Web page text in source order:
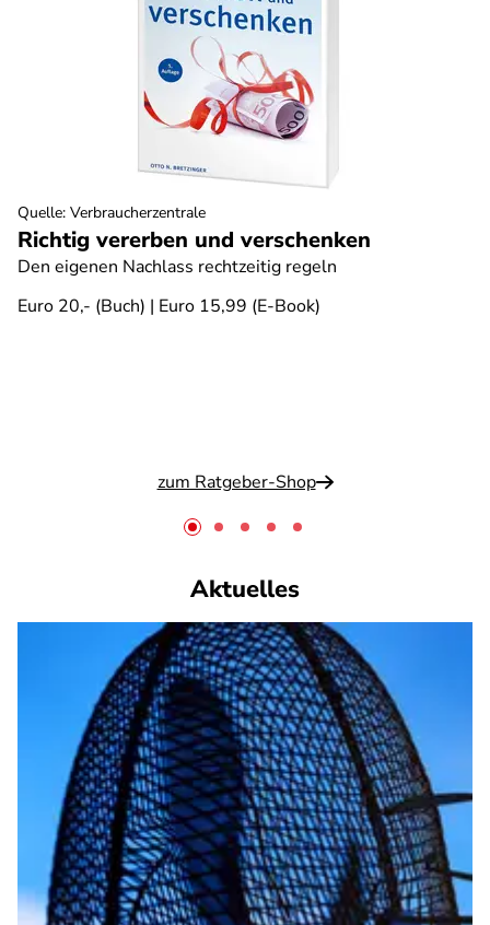
Richtig vererben und verschenken
Den eigenen Nachlass rechtzeitig regeln
Euro 20,- (Buch) | Euro 15,99 (E-Book)
zum Ratgeber-Shop
Quelle: Verbraucherzentrale
Aktuelles